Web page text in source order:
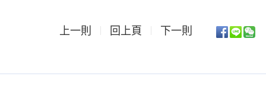
上一則 回上頁 下一則